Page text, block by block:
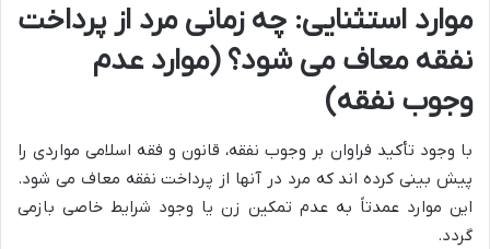
موارد استثنایی: چه زمانی مرد از پرداخت
نفقه معاف می شود؟ (موارد عدم
وجوب نفقه)
با وجود تأکید فراوان بر وجوب نفقه، قانون و فقه اسلامی مواردی را
پیش بینی کرده اند که مرد در آنها از پرداخت نفقه معاف می شود.
این موارد عمدتاً به عدم تمکین زن یا وجود شرایط خاصی بازمی
گردد.